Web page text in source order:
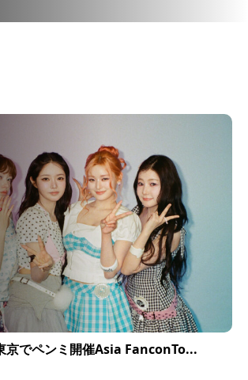
京でペンミ開催Asia FanconTo...